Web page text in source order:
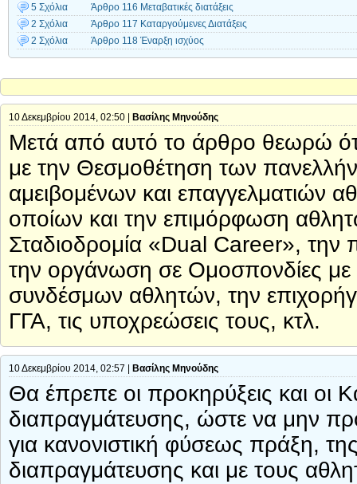
5 Σχόλια
Άρθρο 116 Μεταβατικές διατάξεις
2 Σχόλια
Άρθρο 117 Καταργούμενες Διατάξεις
2 Σχόλια
Άρθρο 118 Έναρξη ισχύος
10 Δεκεμβρίου 2014, 02:50 | Βασίλης Μηνούδης
Μετά από αυτό το άρθρο θεωρώ
με την Θεσμοθέτηση των
αμειβομένων και επαγγελματιών
οποίων και την επιμόρφωση
Σταδιοδρομία «Dual Career»,
την οργάνωση σε Ομοσπονδίες με
συνδέσμων αθλητών, την
ΓΓΑ, τις υποχρεώσεις τους, κτλ.
10 Δεκεμβρίου 2014, 02:57 | Βασίλης Μηνούδης
Θα έπρεπε οι προκηρύξεις και οι
διαπραγμάτευσης, ώστε να μην
για κανονιστική φύσεως πράξη,
διαπραγμάτευσης και με τους